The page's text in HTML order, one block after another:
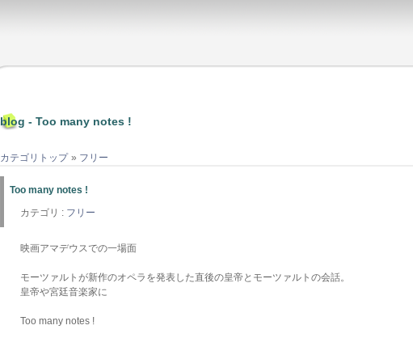
blog - Too many notes !
カテゴリトップ » フリー
Too many notes !
カテゴリ : フリー
映画アマデウスでの一場面
モーツァルトが新作のオペラを発表した直後の皇帝とモーツァルトの会話。
皇帝や宮廷音楽家に
Too many notes !